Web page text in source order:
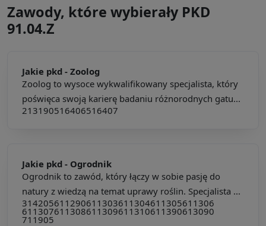
Zawody, które wybierały PKD
91.04.Z
Jakie pkd - Zoolog
Zoolog to wysoce wykwalifikowany specjalista, który
poświęca swoją karierę badaniu różnorodnych gatu...
213190516406516407
Jakie pkd - Ogrodnik
Ogrodnik to zawód, który łączy w sobie pasję do
natury z wiedzą na temat uprawy roślin. Specjalista ...
314205611290611303611304611305611306
611307611308611309611310611390613090
711905